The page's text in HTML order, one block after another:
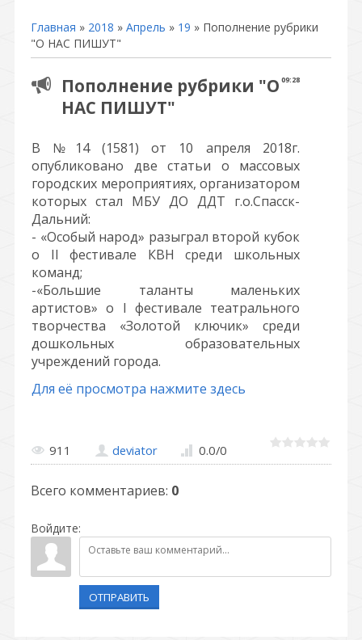
Главная » 2018 » Апрель » 19 » Пополнение рубрики
"О НАС ПИШУТ"
09:28
Пополнение рубрики "О
НАС ПИШУТ"
В №14 (1581) от 10 апреля 2018г.
опубликовано две статьи о массовых
городских мероприятиях, организатором
которых стал МБУ ДО ДДТ г.о.Спасск-
Дальний:
- «Особый народ» разыграл второй кубок
о II фестивале КВН среди школьных
команд;
-«Большие таланты маленьких
артистов» о I фестивале театрального
творчества «Золотой ключик» среди
дошкольных образовательных
учреждений города.
Для её просмотра нажмите здесь
911 deviator 0.0/0
Всего комментариев: 0
Войдите:
ОТПРАВИТЬ